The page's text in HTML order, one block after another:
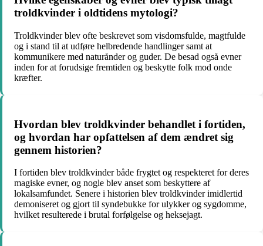
troldkvinder i oldtidens mytologi?
Troldkvinder blev ofte beskrevet som visdomsfulde, magtfulde
og i stand til at udføre helbredende handlinger samt at
kommunikere med naturånder og guder. De besad også evner
inden for at forudsige fremtiden og beskytte folk mod onde
kræfter.
Hvordan blev troldkvinder behandlet i fortiden,
og hvordan har opfattelsen af dem ændret sig
gennem historien?
I fortiden blev troldkvinder både frygtet og respekteret for deres
magiske evner, og nogle blev anset som beskyttere af
lokalsamfundet. Senere i historien blev troldkvinder imidlertid
demoniseret og gjort til syndebukke for ulykker og sygdomme,
hvilket resulterede i brutal forfølgelse og heksejagt.